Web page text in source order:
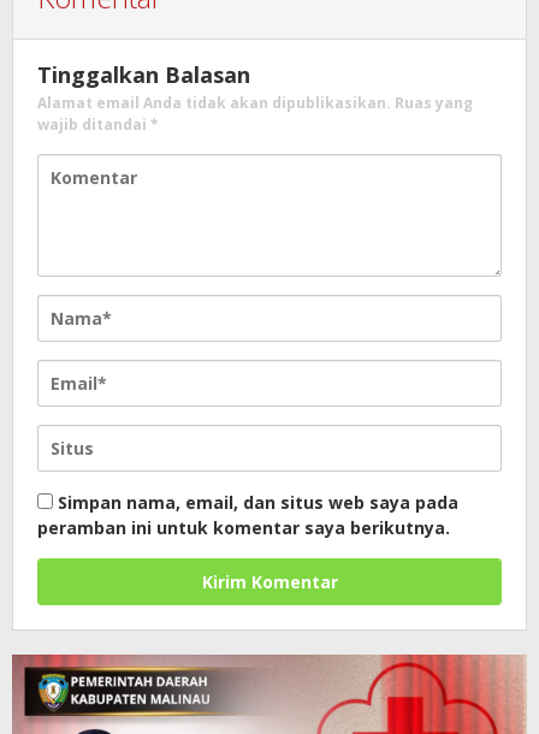
Tinggalkan Balasan
Alamat email Anda tidak akan dipublikasikan. Ruas yang
wajib ditandai *
Simpan nama, email, dan situs web saya pada
peramban ini untuk komentar saya berikutnya.